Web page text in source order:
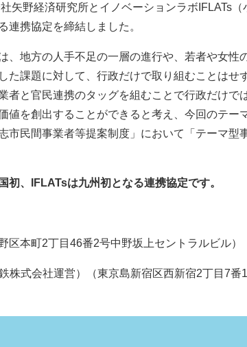
矢野経済研究所とイノベーションラボIFLATs（
連携協定を締結しました。
地方の人手不足の一層の進行や、若者や女性
た課題に対して、行政だけで取り組むことはせ
者と官民連携のタッグを組むことで行政だけで
値を創出することができると考え、今回のテー
民間事業者等提案制度」において「テーマ型
、IFLATsは九州初となる連携協定です。
本町2丁目46番2号中野坂上セントラルビル）
株式会社運営）（東京島新宿区西新宿2丁目7番